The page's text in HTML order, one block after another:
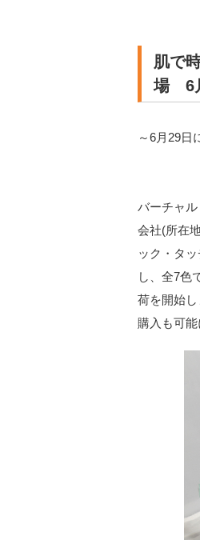
肌で
場 6
～6月29日
バーチャ
会社(所在
ック・タ
し、全7色
荷を開始
購入も可能